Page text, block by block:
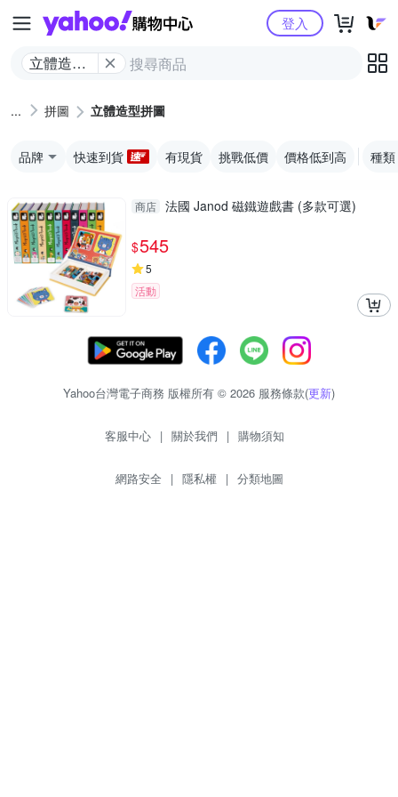
Yahoo購物中心
立體造型
登入
拼圖 立體造型拼圖
品牌 快速到貨 有現貨 挑戰低價 價格低到高 種類
商店 法國 Janod 磁鐵遊戲書 (多款可選)
$545
5
活動
Yahoo台灣電子商務 版權所有 © 2026 服務條款(更新)
客服中心 | 關於我們 | 購物須知
網路安全 | 隱私權 | 分類地圖